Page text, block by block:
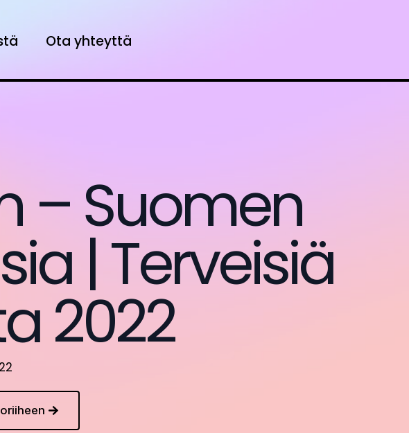
Ota yhteyttä
– Suomen
| Terveisiä
2022